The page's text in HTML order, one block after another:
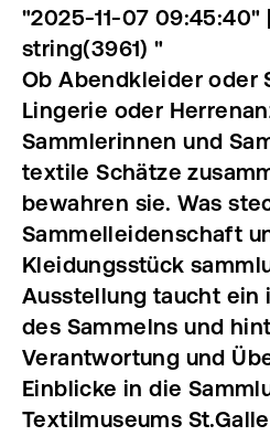
"2025-11-07 09:45:40"
string(3961) "
Ob Abendkleider oder
Lingerie oder
Sammlerinnen und
textile Schätze
bewahren sie. Was
Sammelleidenschaft
Kleidungsstück
Ausstellung taucht ein
des Sammelns und
Verantwortung und
Einblicke in die
Textilmuseums